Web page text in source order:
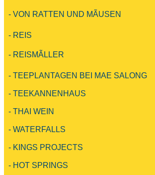
- VON RATTEN UND MÃUSEN
- REIS
- REISMÃLLER
- TEEPLANTAGEN BEI MAE SALONG
- TEEKANNENHAUS
- THAI WEIN
- WATERFALLS
- KINGS PROJECTS
- HOT SPRINGS